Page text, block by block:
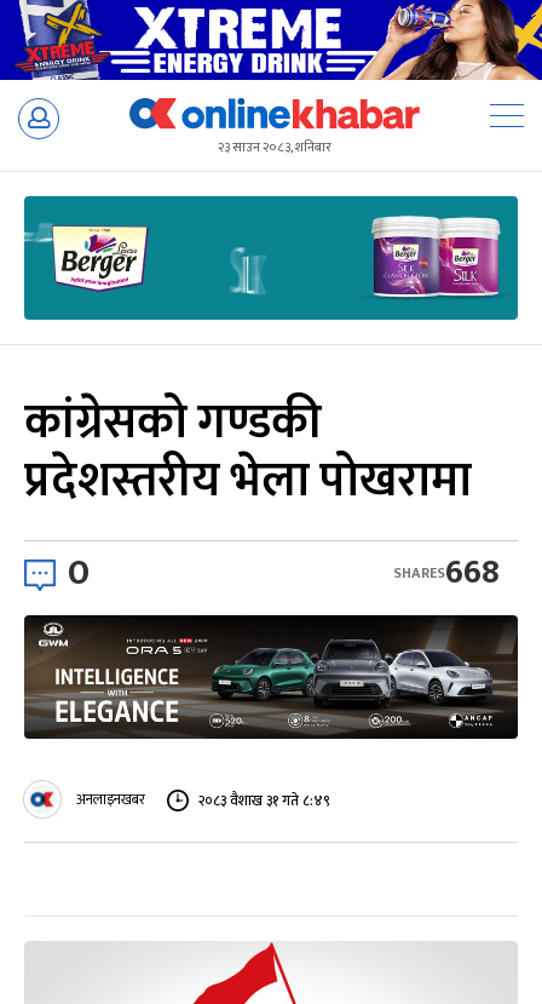
Skip
२३ साउन २०८३, शनिबार
कांग्रेसको गण्डकी
प्रदेशस्तरीय भेला पोखरामा
0 668
SHARES
अनलाइनखबर २०८३ वैशाख ३१ गते ८:४९